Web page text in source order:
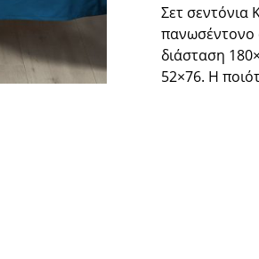
Beauty
Home
ποσότητα
Σετ σεντόνια
πανωσέντονο
διάσταση
52×76. Η